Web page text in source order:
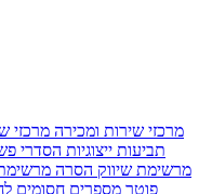
מרכזי שירות ומכירה מרכזי
תביעות ייצוגיות הסדרי
מרשימת שיווק הסרה
פוטר מספרים חסומים